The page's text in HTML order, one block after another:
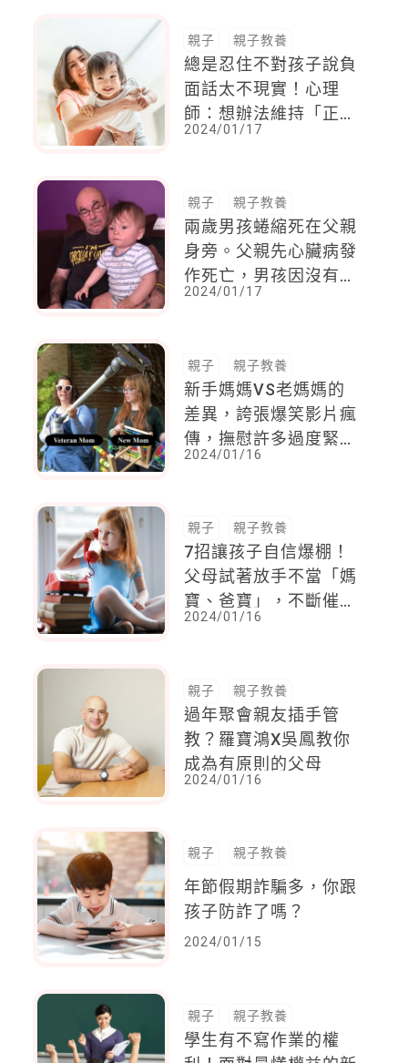
親子 親子教養
總是忍住不對孩子說負
面話太不現實！心理
師：想辦法維持「正大
於負」的能量流，會有
2024/01/17
親子 親子教養
兩歲男孩蜷縮死在父親
身旁。父親先心臟病發
作死亡，男孩因沒有進
食而脫水餓死。輿論炸
2024/01/17
親子 親子教養
新手媽媽VS老媽媽的
差異，誇張爆笑影片瘋
傳，撫慰許多過度緊張
的新手媽媽
2024/01/16
親子 親子教養
7招讓孩子自信爆棚！
父母試著放手不當「媽
寶、爸寶」，不斷催眠
暗示孩子「你可以的 !
2024/01/16
親子 親子教養
過年聚會親友插手管
教？羅寶鴻X吳鳳教你
成為有原則的父母
2024/01/16
親子 親子教養
年節假期詐騙多，你跟
孩子防詐了嗎？
2024/01/15
親子 親子教養
學生有不寫作業的權